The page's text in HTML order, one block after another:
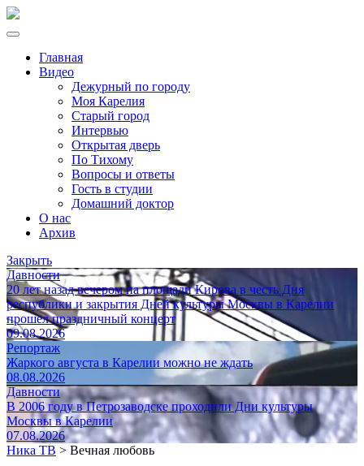
Главная
Видео
Дежурный по городу
Моя Карелия
Старый город
Интервью
Открытая дверь
По Тихому
Вопросы и ответы
Гость в студии
Домашний доктор
О нас
Архив
Закрыть
Давности
20 лет назад вечером на площади Кирова в честь Дня
республики и закрытия Дней культуры Москвы в Карелии
прошел праздничный концерт
09.08.2026
Репортаж
Жаркого августа в Карелии можно не ждать
08.08.2026
Давности
В 2006 году в Петрозаводске проходили Дни культуры
Москвы в Карелии
07.08.2026
Ника ТВ > Вечная любовь